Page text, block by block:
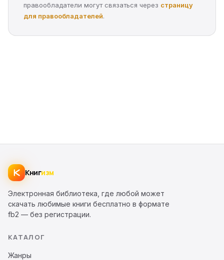
правообладатели могут связаться через страницу
для правообладателей.
Книгизм
Электронная библиотека, где любой может
скачать любимые книги бесплатно в формате
fb2 — без регистрации.
КАТАЛОГ
Жанры